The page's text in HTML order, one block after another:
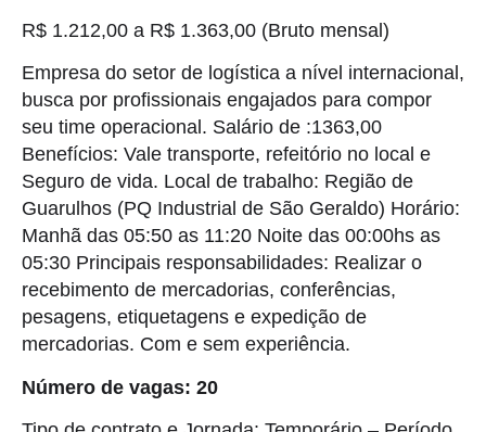
R$ 1.212,00 a R$ 1.363,00 (Bruto mensal)
Empresa do setor de logística a nível internacional,
busca por profissionais engajados para compor
seu time operacional. Salário de :1363,00
Benefícios: Vale transporte, refeitório no local e
Seguro de vida. Local de trabalho: Região de
Guarulhos (PQ Industrial de São Geraldo) Horário:
Manhã das 05:50 as 11:20 Noite das 00:00hs as
05:30 Principais responsabilidades: Realizar o
recebimento de mercadorias, conferências,
pesagens, etiquetagens e expedição de
mercadorias. Com e sem experiência.
Número de vagas: 20